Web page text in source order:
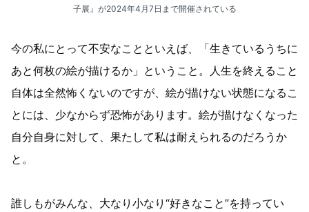
子展』が2024年4月7日まで開催されている
今の私にとって不安なことといえば、「生きているうちに
あと何枚の絵が描けるか」ということ。人生を終えること
自体は全然怖くないのですが、絵が描けない状態になるこ
とには、少なからず恐怖があります。絵が描けなくなった
自分自身に対して、果たして私は耐えられるのだろうか
と。
誰しもがみんな、大なり小なり“好きなこと”を持ってい